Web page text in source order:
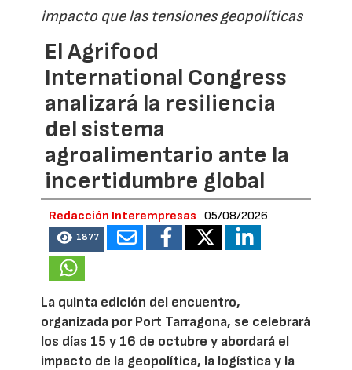
impacto que las tensiones geopolíticas
El Agrifood
International Congress
analizará la resiliencia
del sistema
agroalimentario ante la
incertidumbre global
Redacción Interempresas 05/08/2026
1877
La quinta edición del encuentro,
organizada por Port Tarragona, se celebrará
los días 15 y 16 de octubre y abordará el
impacto de la geopolítica, la logística y la